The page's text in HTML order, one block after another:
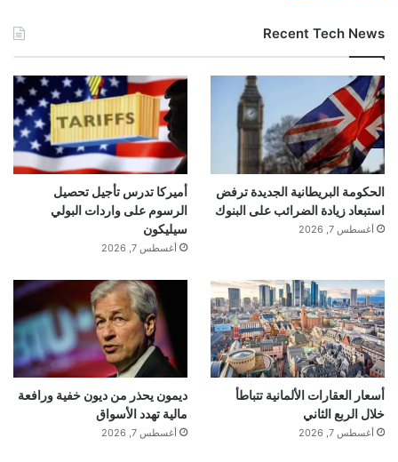
Recent Tech News
الحكومة البريطانية الجديدة ترفض
استبعاد زيادة الضرائب على البنوك
أغسطس 7, 2026
أميركا تدرس تأجيل تحصيل
الرسوم على واردات البولي
سيليكون
أغسطس 7, 2026
أسعار العقارات الألمانية تتباطأ
خلال الربع الثاني
أغسطس 7, 2026
ديمون يحذر من ديون خفية ورافعة
مالية تهدد الأسواق
أغسطس 7, 2026